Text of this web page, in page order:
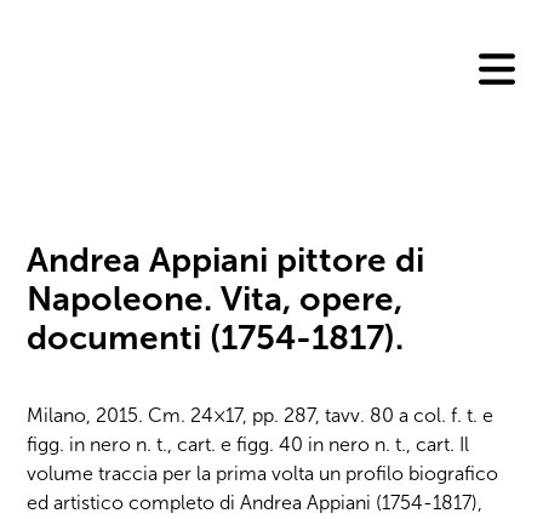
Andrea Appiani pittore di
Napoleone. Vita, opere,
documenti (1754-1817).
Milano, 2015. Cm. 24×17, pp. 287, tavv. 80 a col. f. t. e
figg. in nero n. t., cart. e figg. 40 in nero n. t., cart. Il
volume traccia per la prima volta un profilo biografico
ed artistico completo di Andrea Appiani (1754-1817),